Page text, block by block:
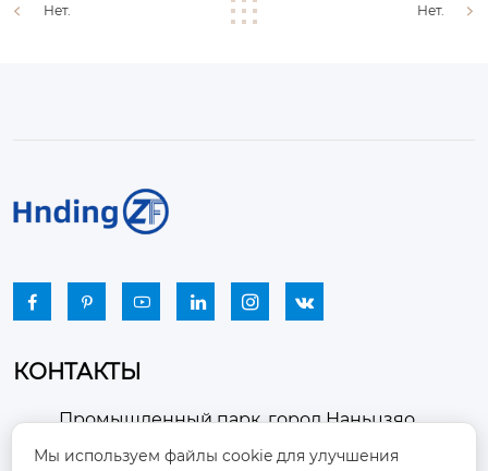
Нет. Нет.
     
КОНТАКТЫ

Промышленный парк, город Наньцзяо,
район Чжоуцунь, город Цзыбо, провинция
Мы используем файлы cookie для улучшения